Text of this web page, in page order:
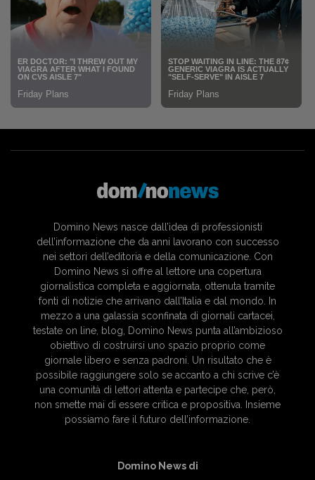
Domino News nasce dall’idea di professionisti
dell’informazione che da anni lavorano con successo
nei settori dell’editoria e della comunicazione. Con
Domino News si offre al lettore una copertura
giornalistica completa e aggiornata, ottenuta tramite
fonti di notizie che arrivano dall’Italia e dal mondo. In
mezzo a una galassia sconfinata di giornali cartacei,
testate on line, blog, Domino News punta all’ambizioso
obiettivo di costruirsi uno spazio proprio come
giornale libero e senza padroni. Un risultato che è
possibile raggiungere solo se accanto a chi scrive c’è
una comunità di lettori attenta e partecipe che, però,
non smette mai di essere critica e propositiva. Insieme
possiamo fare il futuro dell’informazione.
Domino News di